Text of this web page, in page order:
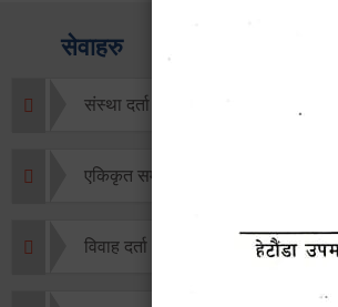
सेवाहरु
संस्था दर्ता सिफारिस
एकिकृत सम्पत्ति कर/घर जग्गा कर
विवाह दर्ता